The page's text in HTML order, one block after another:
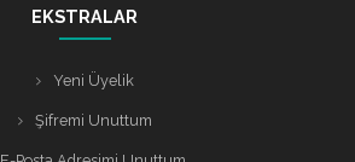
EKSTRALAR
Yeni Üyelik
Şifremi Unuttum